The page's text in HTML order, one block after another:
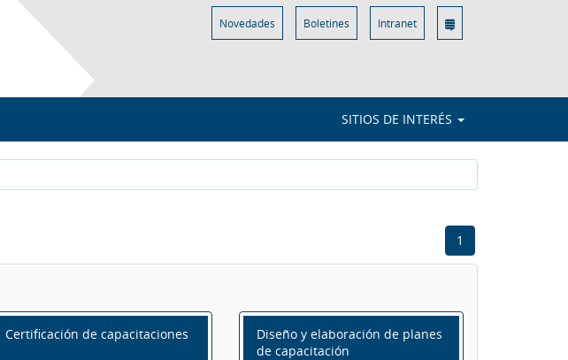
Novedades Boletines Intranet
SITIOS DE INTERÉS
1
Certificación de capacitaciones
Diseño y elaboración de planes
de capacitación